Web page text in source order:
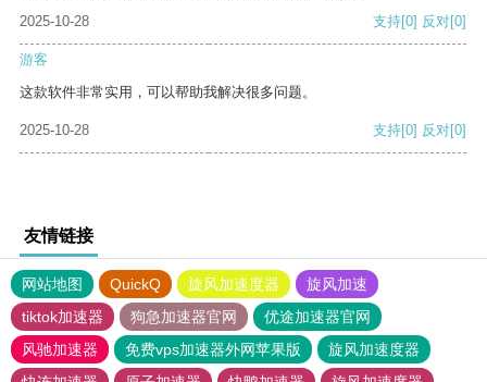
2025-10-28
支持[0] 反对[0]
游客
这款软件非常实用，可以帮助我解决很多问题。
2025-10-28 支持[0] 反对[0]
友情链接
网站地图 QuickQ 旋风加速度器
旋风加速
tiktok加速器
狗急加速器官网
优途加速器官网
风驰加速器
免费vps加速器外网苹果版
旋风加速度器